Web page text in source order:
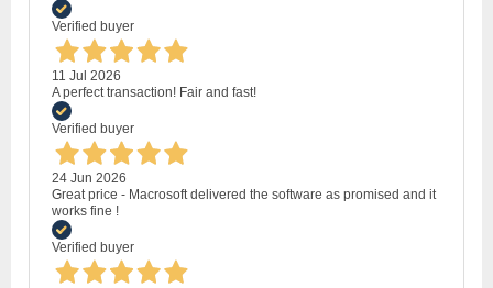
Verified buyer
11 Jul 2026
A perfect transaction! Fair and fast!
Verified buyer
24 Jun 2026
Great price - Macrosoft delivered the software as promised and it
works fine !
Verified buyer